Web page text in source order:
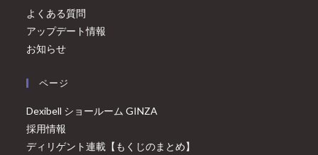
よくある質問
アップデート情報
お知らせ
ページ
Dexibell ショールーム GINZA
採用情報
ディリゲント連載【もくじのまとめ】